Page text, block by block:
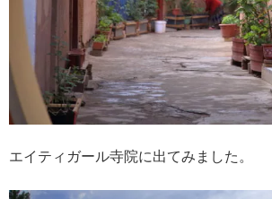
エイティガール寺院に出てみました。